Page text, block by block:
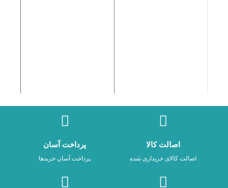
اصالت کالا
اصالت کالای خریداری شده
پرداخت آسان
پرداخت آسان خریدها